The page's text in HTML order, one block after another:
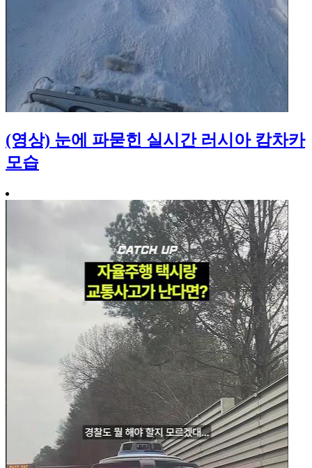
(영상) 눈에 파묻힌 실시간 러시아 캄차카
모습